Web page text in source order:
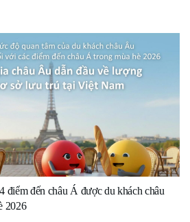
điểm đến châu Á được du khách châu
2026